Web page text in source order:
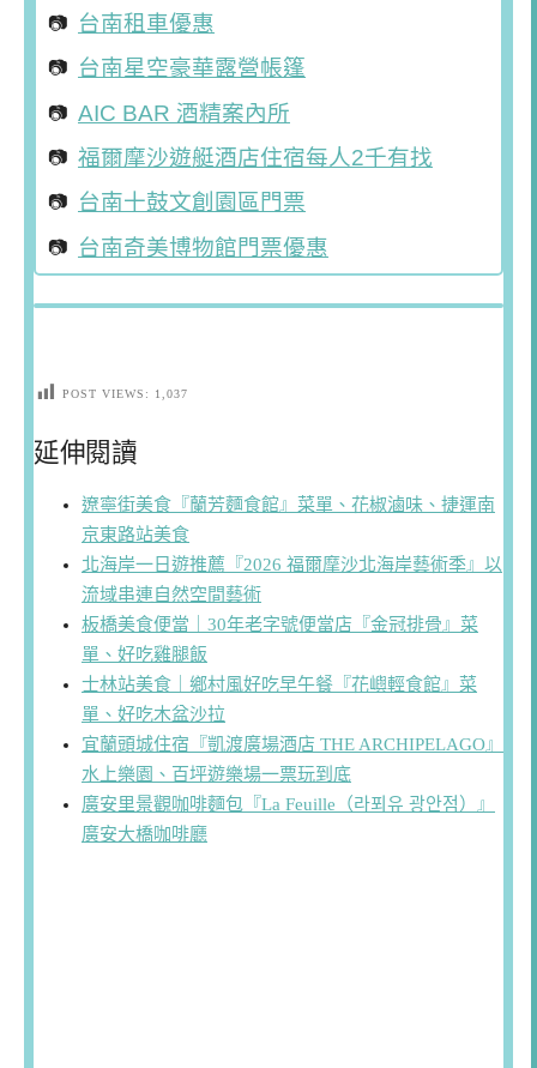
台南租車優惠
台南星空豪華露營帳篷
AIC BAR 酒精案內所
福爾摩沙遊艇酒店住宿每人2千有找
台南十鼓文創園區門票
台南奇美博物館門票優惠
POST VIEWS: 1,037
延伸閱讀
遼寧街美食『蘭芳麵食館』菜單、花椒滷味、捷運南
京東路站美食
北海岸一日遊推薦『2026 福爾摩沙北海岸藝術季』以
流域串連自然空間藝術
板橋美食便當｜30年老字號便當店『金冠排骨』菜
單、好吃雞腿飯
士林站美食｜鄉村風好吃早午餐『花嶼輕食館』菜
單、好吃木盆沙拉
宜蘭頭城住宿『凱渡廣場酒店 THE ARCHIPELAGO』
水上樂園、百坪遊樂場一票玩到底
廣安里景觀咖啡麵包『La Feuille（라푀유 광안점）』
廣安大橋咖啡廳